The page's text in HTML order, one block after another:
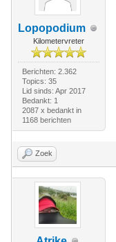
Lopopodium
Kilometervreter
Berichten: 2.362
Topics: 35
Lid sinds: Apr 2017
Bedankt: 1
2087 x bedankt in
1168 berichten
Zoek